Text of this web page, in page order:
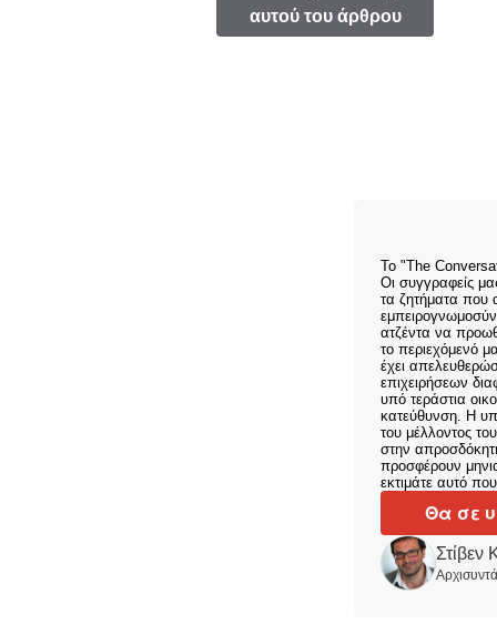
αυτού του άρθρου
Το "The
Οι συγγραφείς
τα ζητήματα που
ατζέντα να
το περιεχόμενό
έχει
επιχειρήσεων
υπό τεράστια
κατεύθυνση. Η
του μέλλοντος
στην
προσφέρουν
εκτιμάτε αυτό
Θα σε
Στίβεν